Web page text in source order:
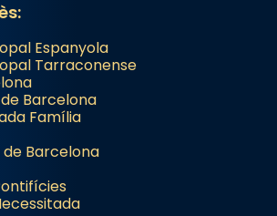
Espanyola
Tarraconense
Barcelona
Família
Barcelona